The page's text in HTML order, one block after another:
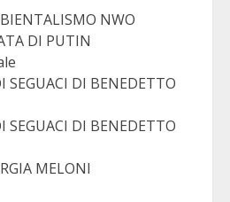
NWO
DI PUTIN
SEGUACI DI BENEDETTO
SEGUACI DI BENEDETTO
MELONI